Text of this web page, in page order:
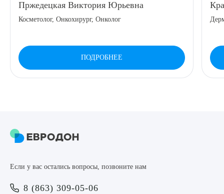
8 (863) 309-05-06
ЗАКАЗАТЬ ЗВОНОК
ЗАПИСЬ ОНЛАЙН
Пржедецкая Виктория Юрьевна
Косметолог, Онкохирург, Онколог
ПОДРОБНЕЕ
Если у вас остались вопросы, позвоните нам
8 (863) 309-05-06ОТПРАВИТЬ